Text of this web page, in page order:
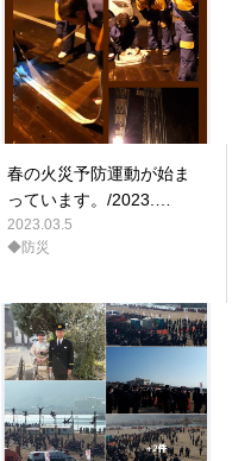
春の火災予防運動が始ま
っています。/2023.…
2023.03.5
◆防災